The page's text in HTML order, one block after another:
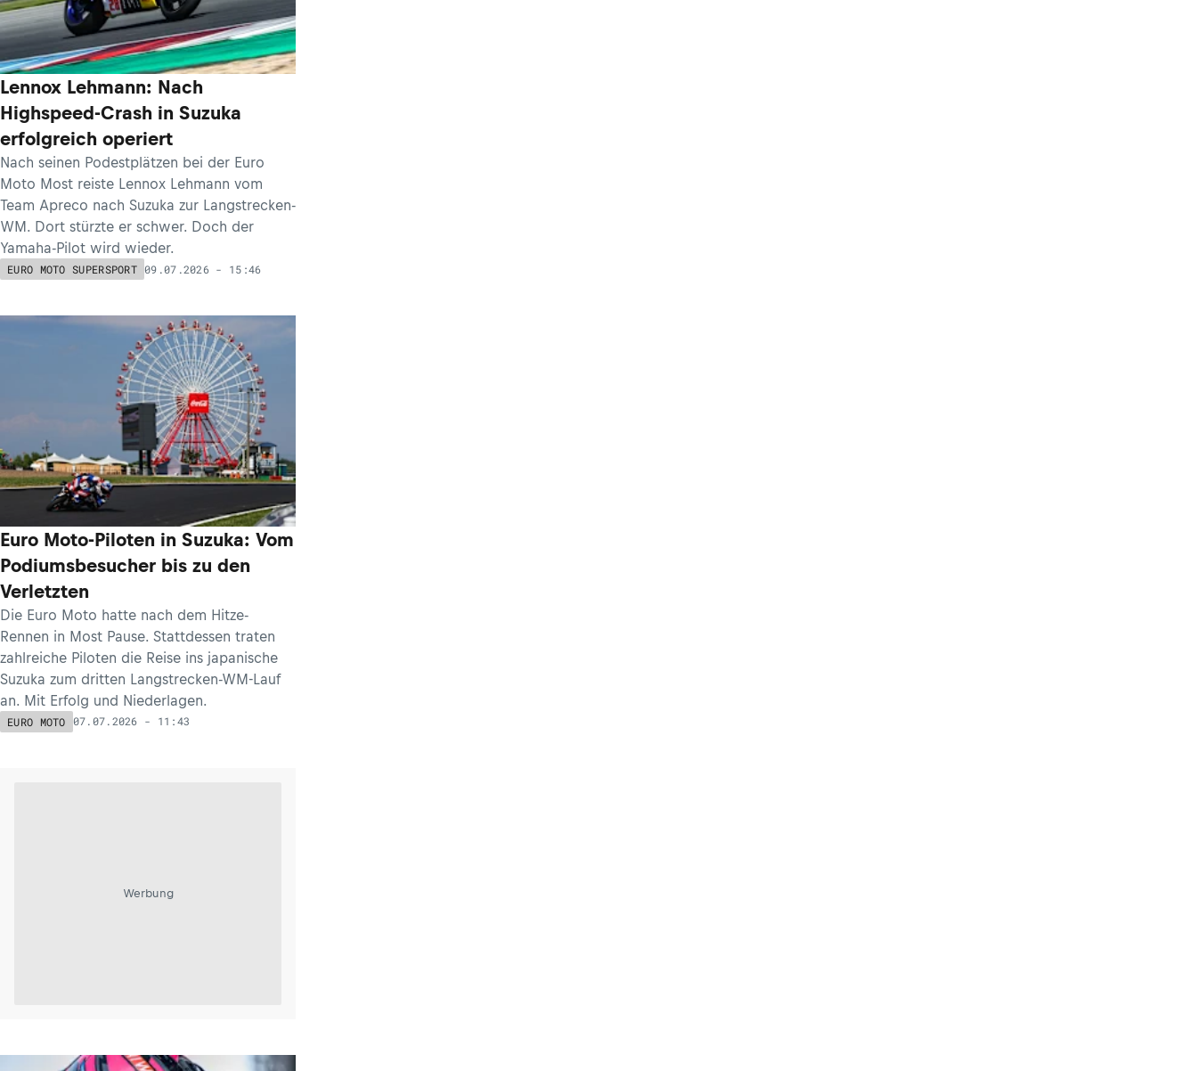
Lennox Lehmann: Nach
Highspeed-Crash in Suzuka
erfolgreich operiert
Nach seinen Podestplätzen bei der Euro
Moto Most reiste Lennox Lehmann vom
Team Apreco nach Suzuka zur Langstrecken-
WM. Dort stürzte er schwer. Doch der
Yamaha-Pilot wird wieder.
EURO MOTO SUPERSPORT 09.07.2026 - 15:46
Euro Moto-Piloten in Suzuka: Vom
Podiumsbesucher bis zu den
Verletzten
Die Euro Moto hatte nach dem Hitze-
Rennen in Most Pause. Stattdessen traten
zahlreiche Piloten die Reise ins japanische
Suzuka zum dritten Langstrecken-WM-Lauf
an. Mit Erfolg und Niederlagen.
EURO MOTO 07.07.2026 - 11:43
Werbung